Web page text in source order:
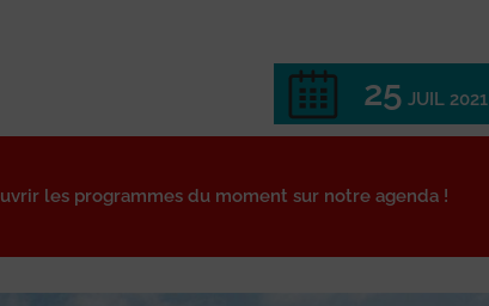
25 JUIL 2021
les programmes du moment sur notre agenda !